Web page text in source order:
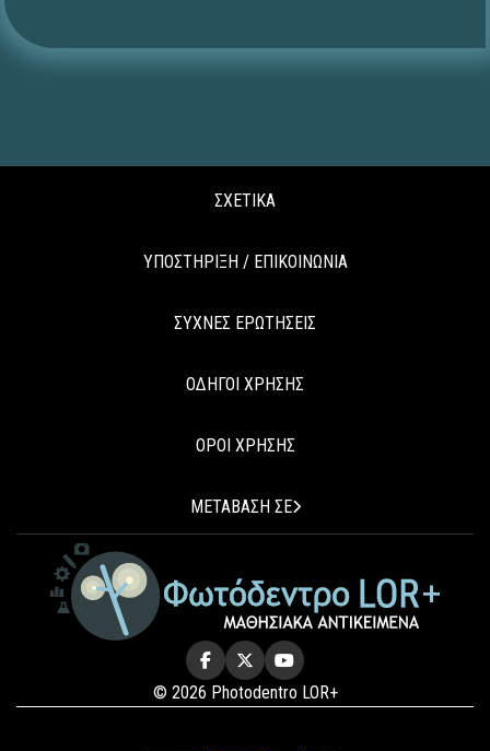
ΣΧΕΤΙΚΑ
ΥΠΟΣΤΗΡΙΞΗ / ΕΠΙΚΟΙΝΩΝΙΑ
ΣΥΧΝΕΣ ΕΡΩΤΗΣΕΙΣ
ΟΔΗΓΟΙ ΧΡΗΣΗΣ
ΟΡΟΙ ΧΡΗΣΗΣ
ΜΕΤΑΒΑΣΗ ΣΕ
© 2026 Photodentro LOR+